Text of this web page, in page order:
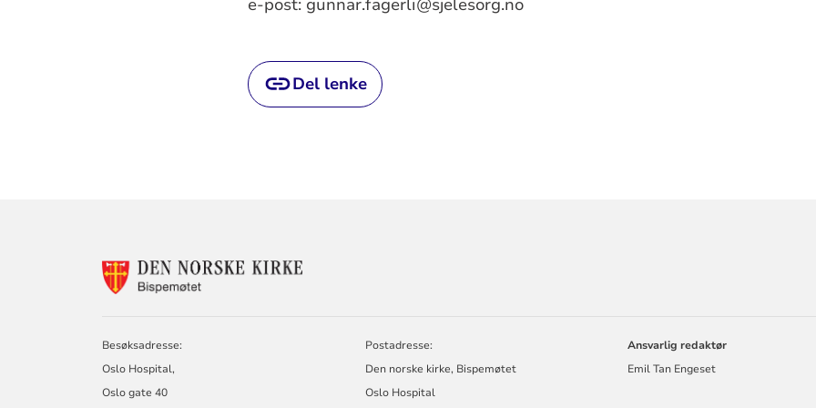
Del lenke
KONTAKTINFORMASJON
Besøksadresse:
Oslo Hospital,
Oslo gate 40
Postadresse:
Den norske kirke, Bispemøtet
Oslo Hospital
Ansvarlig redaktør
Emil Tan Engeset